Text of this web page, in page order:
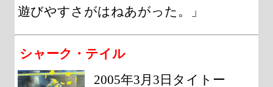
遊びやすさがはねあがった。」
シャーク・テイル
2005年3月3日タイトー